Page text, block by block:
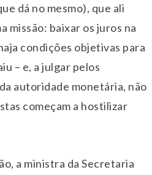
dá no mesmo), que ali
missão: baixar os juros na
condições objetivas para
– e, a julgar pelos
autoridade monetária, não
começam a hostilizar
a ministra da Secretaria